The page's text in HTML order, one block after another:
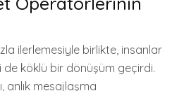
ilerlemesiyle birlikte, insanlar
de köklü bir dönüşüm geçirdi.
anlık mesajlaşma